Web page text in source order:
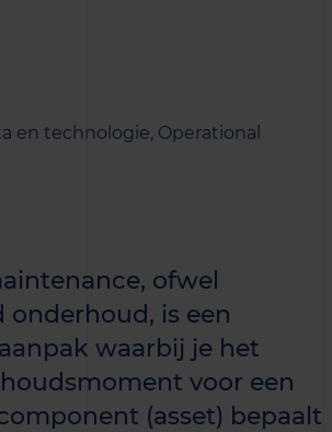
en technologie, Operational
ofwel
onderhoud, is een
waarbij je het
voor een
(asset) bepaalt